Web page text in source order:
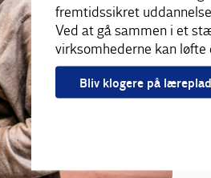
fremtidssikret
Ved at gå sammen i et
virksomhederne kan
Bliv klogere på